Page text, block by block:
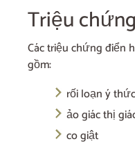
Triệu
Các triệu chứng điển
gồm:
rối loạn ý
ảo giác thị
co giật